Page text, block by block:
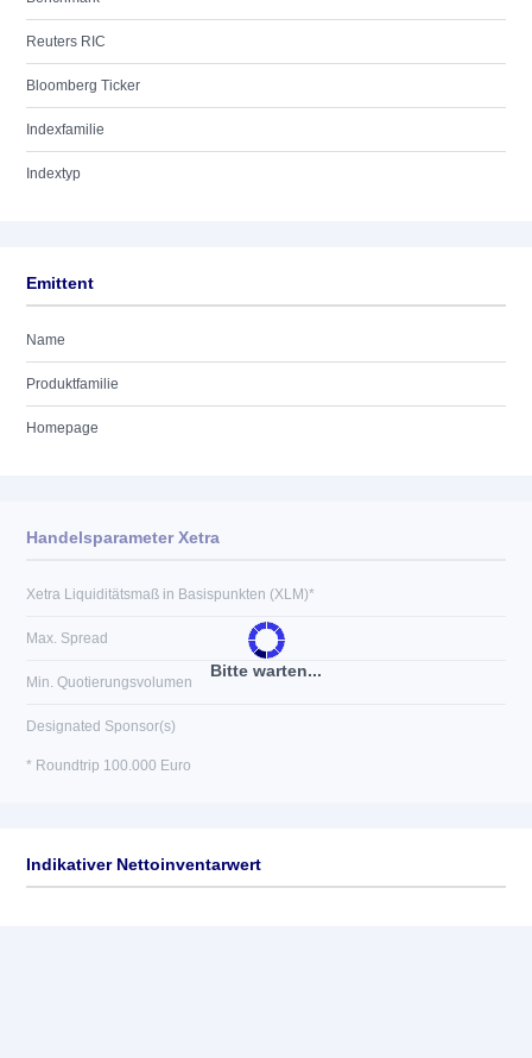
Reuters RIC
Bloomberg Ticker
Indexfamilie
Indextyp
Emittent
Name
Produktfamilie
Homepage
Bitte warten...
Handelsparameter Xetra
Xetra Liquiditätsmaß in Basispunkten (XLM)*
Max. Spread
Min. Quotierungsvolumen
Designated Sponsor(s)
* Roundtrip 100.000 Euro
Indikativer Nettoinventarwert